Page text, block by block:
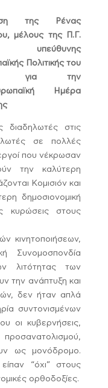
της Ρένας
μέλους της Π.Γ.
υπεύθυνης
Πολιτικής του
για την
Ημέρα
διαδηλωτές στις
σε πολλές
που νέκρωσαν
την καλύτερη
Κομισιόν και
δημοσιονομική
κυρώσεις στους
κινητοποιήσεων,
Συνομοσπονδία
λιτότητας των
την ανάπτυξη και
δεν ήταν απλά
συντονισμένων
οι κυβερνήσεις,
ως μονόδρομο.
“όχι” στους
ορθοδοξίες.